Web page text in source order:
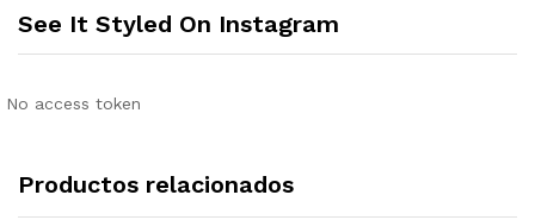
See It Styled On Instagram
No access token
Productos relacionados